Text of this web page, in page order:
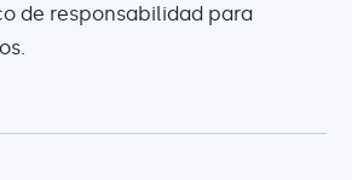
de responsabilidad para